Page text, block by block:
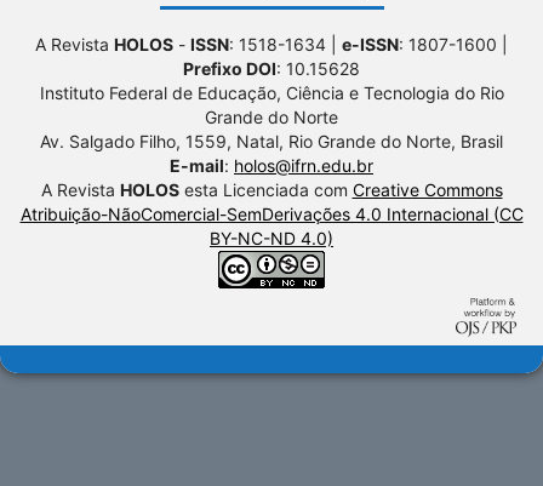
A Revista HOLOS - ISSN: 1518-1634 | e-ISSN: 1807-1600 |
Prefixo DOI: 10.15628
Instituto Federal de Educação, Ciência e Tecnologia do Rio
Grande do Norte
Av. Salgado Filho, 1559, Natal, Rio Grande do Norte, Brasil
E-mail: holos@ifrn.edu.br
A Revista HOLOSesta Licenciada com Creative Commons
Atribuição-NãoComercial-SemDerivações 4.0 Internacional (CC
BY-NC-ND 4.0)